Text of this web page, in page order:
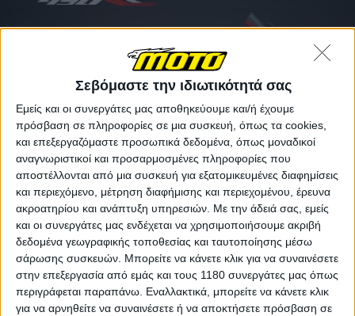
Σεβόμαστε την ιδιωτικότητά σας
Εμείς και οι συνεργάτες μας αποθηκεύουμε και/ή έχουμε
πρόσβαση σε πληροφορίες σε μια συσκευή, όπως τα cookies,
και επεξεργαζόμαστε προσωπικά δεδομένα, όπως μοναδικοί
αναγνωριστικοί και προσαρμοσμένες πληροφορίες που
αποστέλλονται από μια συσκευή για εξατομικευμένες διαφημίσεις
και περιεχόμενο, μέτρηση διαφήμισης και περιεχομένου, έρευνα
ακροατηρίου και ανάπτυξη υπηρεσιών. Με την άδειά σας, εμείς
και οι συνεργάτες μας ενδέχεται να χρησιμοποιήσουμε ακριβή
δεδομένα γεωγραφικής τοποθεσίας και ταυτοποίησης μέσω
σάρωσης συσκευών. Μπορείτε να κάνετε κλικ για να συναινέσετε
στην επεξεργασία από εμάς και τους 1180 συνεργάτες μας όπως
περιγράφεται παραπάνω. Εναλλακτικά, μπορείτε να κάνετε κλικ
για να αρνηθείτε να συναινέσετε ή να αποκτήσετε πρόσβαση σε
Η μοτοσυκλέτα παρουσιάστηκε σε 2 εκδόσεις, τη
στάνταρ και τηνPerformance με διαφορές σε
αναρτήσεις, φρένα, ελαστικά, ηλεκτρονικά και οθόνη
οργάνων. Το πλαίσιο είναι δυο δοκών και αλουμινίου,
σύμφωνα με τηνKove.